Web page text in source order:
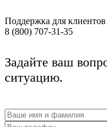
Поддержка для клиентов
8 (800) 707-31-35
Задайте ваш
ситуацию.